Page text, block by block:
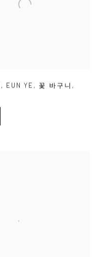
, EUN YE , 꽃 바구니 ,